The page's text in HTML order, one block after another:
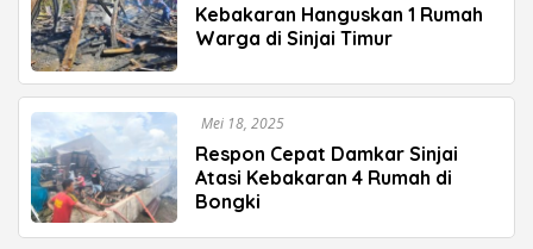
Kebakaran Hanguskan 1 Rumah
Warga di Sinjai Timur
Mei 18, 2025
Respon Cepat Damkar Sinjai
Atasi Kebakaran 4 Rumah di
Bongki